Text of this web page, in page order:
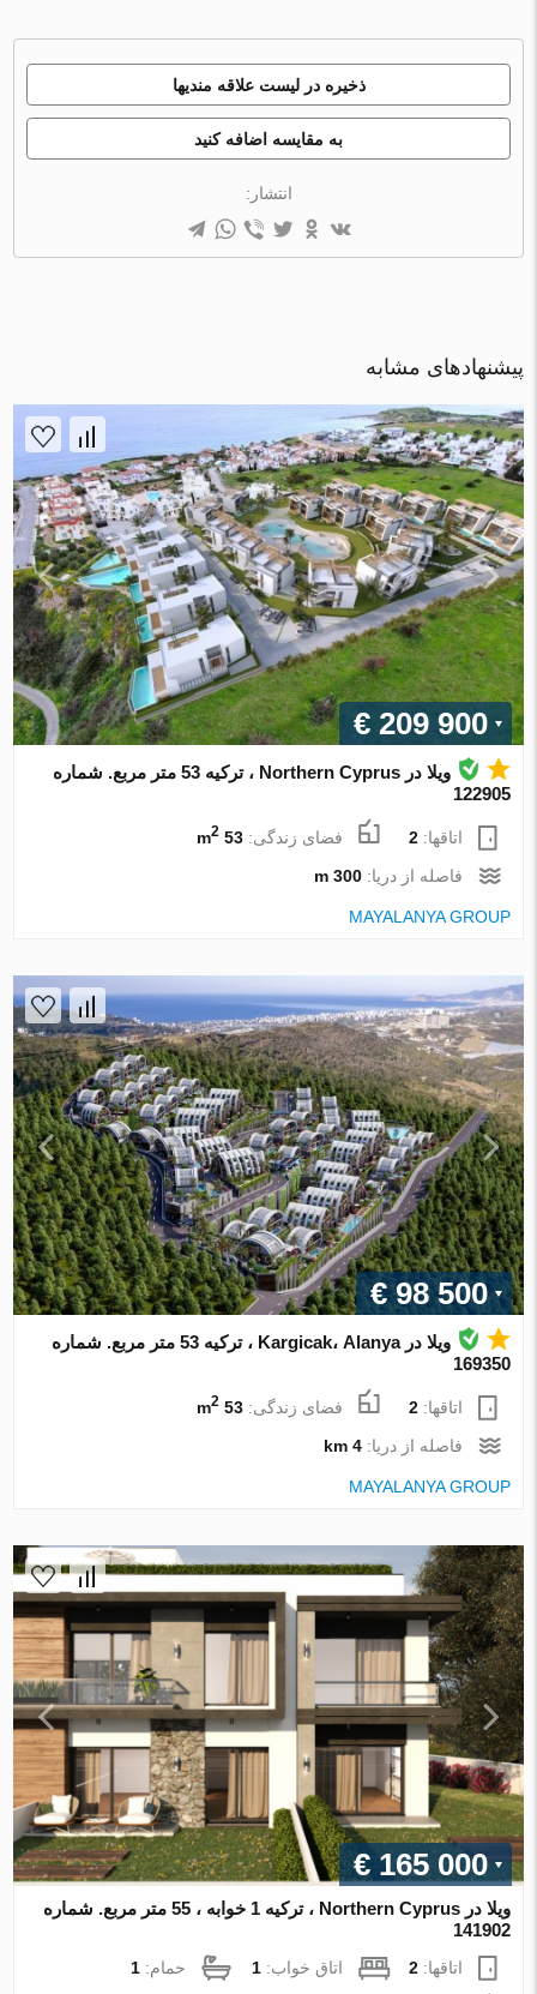
ذخیره در لیست علاقه مندیها
به مقایسه اضافه کنید
انتشار:
پیشنهادهای مشابه
€ 209 900
ویلا در Northern Cyprus ، ترکیه 53 متر مربع. شماره
122905
اتاقها:2 فضای زندگی:53 m
2
فاصله از دریا:300 m
MAYALANYA GROUP
€ 98 500
ویلا در Kargicak، Alanya ، ترکیه 53 متر مربع. شماره
169350
اتاقها:2 فضای زندگی:53 m
2
فاصله از دریا:4 km
MAYALANYA GROUP
€ 165 000
ویلا در Northern Cyprus ، ترکیه 1 خوابه ، 55 متر مربع. شماره
141902
اتاقها:2 اتاق خواب:1 حمام:1